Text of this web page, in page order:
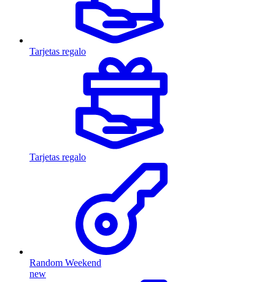
Tarjetas regalo
Tarjetas regalo
Random Weekend
new